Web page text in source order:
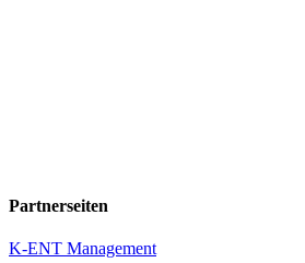
Partnerseiten
K-ENT Management